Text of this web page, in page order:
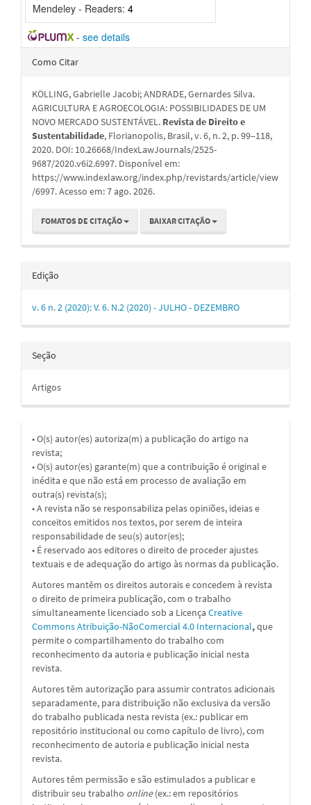
Mendeley - Readers: 4
- see details
Detalhes
artigo
Como Citar
KÖLLING, Gabrielle Jacobi; ANDRADE, Gernardes Silva.
AGRICULTURA E AGROECOLOGIA: POSSIBILIDADES DE UM
NOVO MERCADO SUSTENTÁVEL. Revista de Direito e
Sustentabilidade, Florianopolis, Brasil, v. 6, n. 2, p. 99–118,
2020. DOI: 10.26668/IndexLawJournals/2525-
9687/2020.v6i2.6997. Disponível em:
https://www.indexlaw.org/index.php/revistards/article/view
/6997. Acesso em: 7 ago. 2026.
FOMATOS DE CITAÇÃO BAIXAR CITAÇÃO
Edição
v. 6 n. 2 (2020): V. 6. N.2 (2020) - JULHO - DEZEMBRO
Seção
Artigos
• O(s) autor(es) autoriza(m) a publicação do artigo na
revista;
• O(s) autor(es) garante(m) que a contribuição é original e
inédita e que não está em processo de avaliação em
outra(s) revista(s);
• A revista não se responsabiliza pelas opiniões, ideias e
conceitos emitidos nos textos, por serem de inteira
responsabilidade de seu(s) autor(es);
• É reservado aos editores o direito de proceder ajustes
textuais e de adequação do artigo às normas da publicação.
Autores mantêm os direitos autorais e concedem à revista
o direito de primeira publicação, com o trabalho
simultaneamente licenciado sob a Licença Creative
Commons Atribuição-NãoComercial 4.0 Internacional,que
permite o compartilhamento do trabalho com
reconhecimento da autoria e publicação inicial nesta
revista.
Autores têm autorização para assumir contratos adicionais
separadamente, para distribuição não exclusiva da versão
do trabalho publicada nesta revista (ex.: publicar em
repositório institucional ou como capítulo de livro), com
reconhecimento de autoria e publicação inicial nesta
revista.
Autores têm permissão e são estimulados a publicar e
distribuir seu trabalho online(ex.: em repositórios